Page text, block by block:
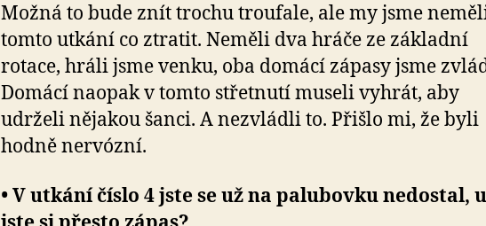
Možná to bude znít trochu troufale, ale my jsme
tomto utkání co ztratit. Neměli dva hráče ze základní
rotace, hráli jsme venku, oba domácí zápasy jsme
Domácí naopak v tomto střetnutí museli vyhrát, aby
udrželi nějakou šanci. A nezvládli to. Přišlo mi, že byli
hodně nervózní.
• V utkání číslo 4 jste se už na palubovku nedostal,